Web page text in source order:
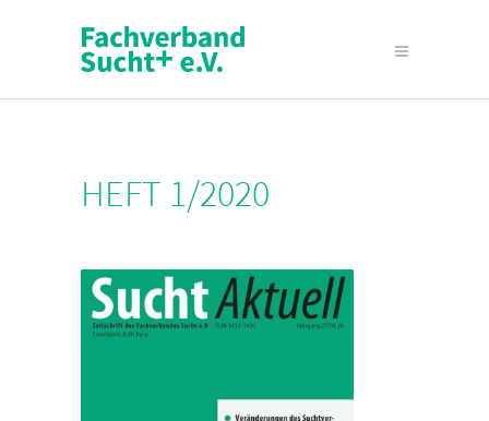
HEFT 1/2020